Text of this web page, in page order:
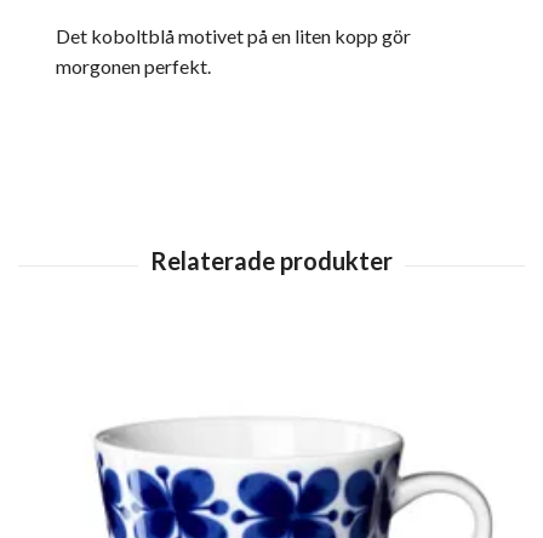
Det koboltblå motivet på en liten kopp gör
morgonen perfekt.